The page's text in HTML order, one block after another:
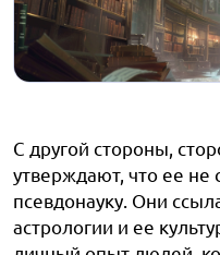
С другой стороны,
утверждают, что ее не
псевдонауку. Они
астрологии и ее